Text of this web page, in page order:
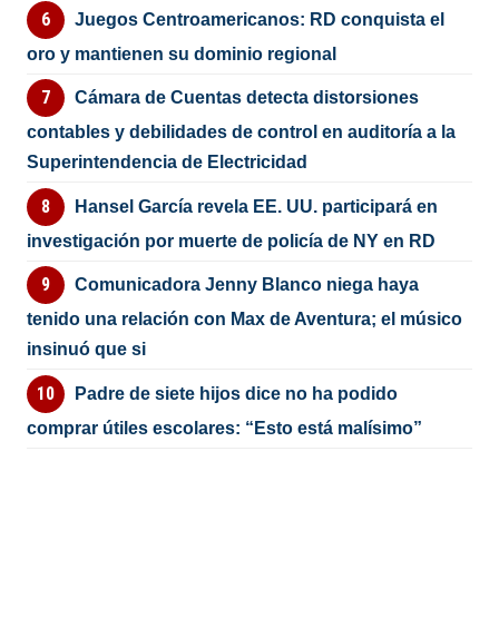
Juegos Centroamericanos: RD conquista el
oro y mantienen su dominio regional
Cámara de Cuentas detecta distorsiones
contables y debilidades de control en auditoría a la
Superintendencia de Electricidad
Hansel García revela EE. UU. participará en
investigación por muerte de policía de NY en RD
Comunicadora Jenny Blanco niega haya
tenido una relación con Max de Aventura; el músico
insinuó que si
Padre de siete hijos dice no ha podido
comprar útiles escolares: “Esto está malísimo”